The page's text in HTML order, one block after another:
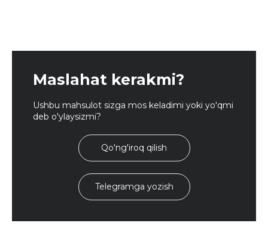
Maslahat kerakmi?
Ushbu mahsulot sizga mos keladimi yoki yo'qmi
deb o'ylaysizmi?
Qo'ng'iroq qilish
Telegramga yozish